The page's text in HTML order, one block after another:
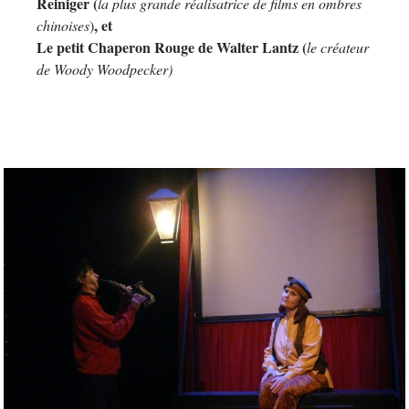
chinoises), et
Le petit Chaperon Rouge de Walter Lantz (le créateur
de Woody Woodpecker)